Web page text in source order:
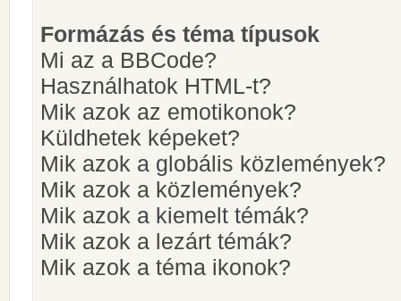
Formázás és téma típusok
Mi az a BBCode?
Használhatok HTML-t?
Mik azok az emotikonok?
Küldhetek képeket?
Mik azok a globális közlemények?
Mik azok a közlemények?
Mik azok a kiemelt témák?
Mik azok a lezárt témák?
Mik azok a téma ikonok?